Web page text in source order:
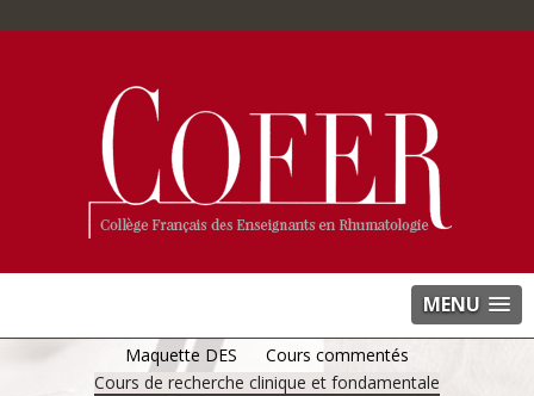
MENU
Maquette DES
Cours commentés
Cours de recherche clinique et fondamentale